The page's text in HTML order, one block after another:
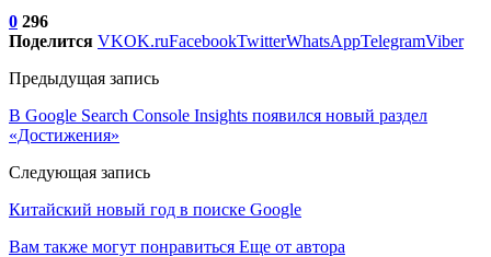
0 296
Поделится VKOK.ruFacebookTwitterWhatsAppTelegramViber
Предыдущая запись
В Google Search Console Insights появился новый раздел
«Достижения»
Следующая запись
Китайский новый год в поиске Google
Вам также могут понравиться Еще от автора